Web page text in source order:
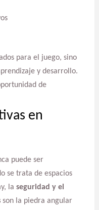
para el juego, sino
y desarrollo.
de
en
puede ser
se trata de espacios
la seguridad y el
son la piedra angular